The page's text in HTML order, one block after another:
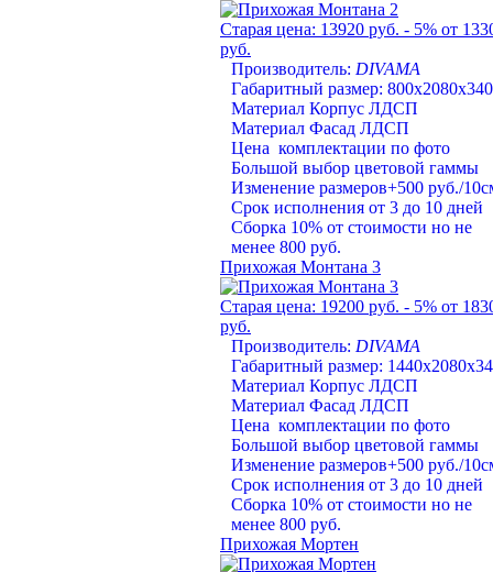
Старая цена: 13920 руб. - 5% от
руб.
Производитель: DIVAMA
Габаритный размер: 800х2080х340
Материал Корпус ЛДСП
Материал Фасад ЛДСП
Цена комплектации по фото
Большой выбор цветовой гаммы
Изменение размеров+500 руб./
Срок исполнения от 3 до 10 дней
Сборка 10% от стоимости но не
менее 800 руб.
Прихожая Монтана 3
Старая цена: 19200 руб. - 5% от
руб.
Производитель: DIVAMA
Габаритный размер:
Материал Корпус ЛДСП
Материал Фасад ЛДСП
Цена комплектации по фото
Большой выбор цветовой гаммы
Изменение размеров+500 руб./
Срок исполнения от 3 до 10 дней
Сборка 10% от стоимости но не
менее 800 руб.
Прихожая Мортен